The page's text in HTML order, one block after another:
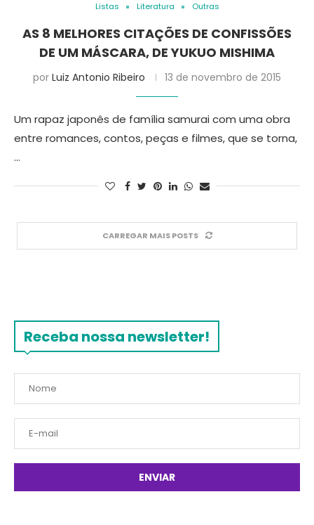
Listas Literatura Outras
AS 8 MELHORES CITAÇÕES DE CONFISSÕES
DE UM MÁSCARA, DE YUKUO MISHIMA
por Luiz Antonio Ribeiro 13 de novembro de 2015
Um rapaz japonês de família samurai com uma obra
entre romances, contos, peças e filmes, que se torna,
…
CARREGAR MAIS POSTS
Receba nossa newsletter!